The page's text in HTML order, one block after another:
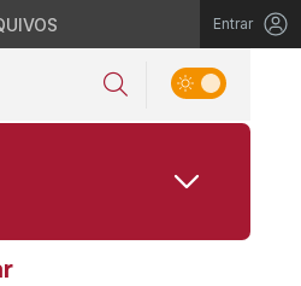
Entrar